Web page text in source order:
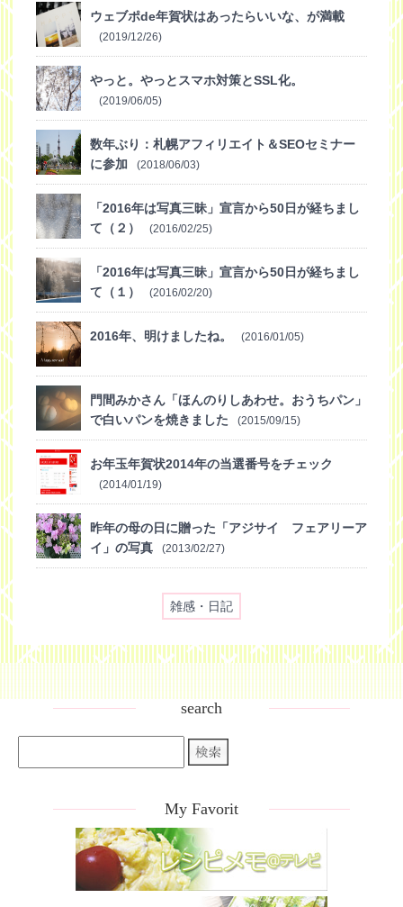
ウェブポde年賀状はあったらいいな、が満載
(2019/12/26)
やっと。やっとスマホ対策とSSL化。
(2019/06/05)
数年ぶり：札幌アフィリエイト＆SEOセミナー
に参加
(2018/06/03)
「2016年は写真三昧」宣言から50日が経ちまし
て（２）
(2016/02/25)
「2016年は写真三昧」宣言から50日が経ちまし
て（１）
(2016/02/20)
2016年、明けましたね。 (2016/01/05)
門間みかさん「ほんのりしあわせ。おうちパン」
で白いパンを焼きました
(2015/09/15)
お年玉年賀状2014年の当選番号をチェック
(2014/01/19)
昨年の母の日に贈った「アジサイ フェアリーア
イ」の写真
(2013/02/27)
雑感・日記
search
My Favorit